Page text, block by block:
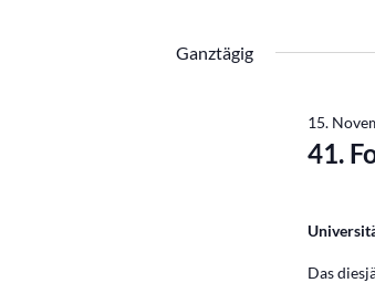
Navigation
Schlüsselwort.
Ganztägig
41.
15.
Das